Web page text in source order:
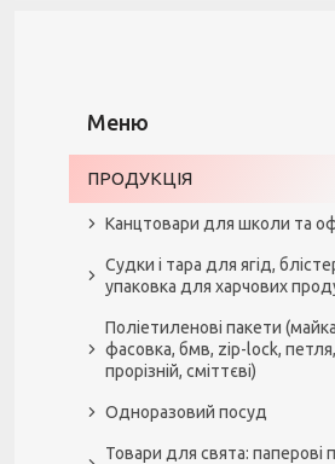
ПРОДУКЦІЯ
Канцтовари для школи та
Судки і тара для ягід,
упаковка для харчових
Поліетиленові пакети
фасовка, бмв, zip-lock, петля,
прорізній, сміттєві)
Одноразовий посуд
Товари для свята: паперові